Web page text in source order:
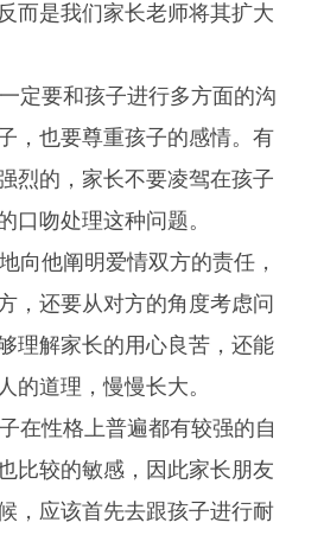
而是我们家长老师将其扩大
要和孩子进行多方面的沟
，也要尊重孩子的感情。有
烈的，家长不要凌驾在孩子
口吻处理这种问题。
他阐明爱情双方的责任，
，还要从对方的角度考虑问
理解家长的用心良苦，还能
的道理，慢慢长大。
性格上普遍都有较强的自
比较的敏感，因此家长朋友
，应该首先去跟孩子进行耐